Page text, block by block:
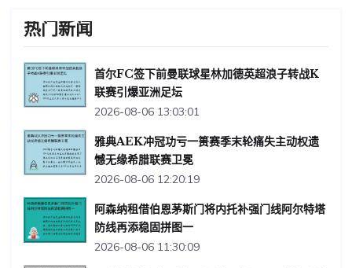
热门新闻
首尔FC签下前曼联球星林加德英超浪子转战K
联赛引爆亚洲足坛
2026-08-06 13:03:01
雅典AEK冲冠功亏一篑赛季末轮痛失主动权遗
憾无缘希腊联赛卫冕
2026-08-06 12:20:19
阿森纳租借伯恩茅斯门将内托补强门线阿尔特塔
防线再添稳固拼图一
2026-08-06 11:30:09